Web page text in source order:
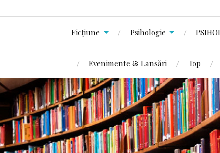
Ficțiune Psihologie
Evenimente & Lansări Top